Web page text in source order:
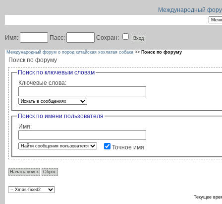
Международный
Имя: Пасс: Сохран:
Международный форум о пород китайская хохлатая собака >> Поиск по форуму
Поиск по форуму
Поиск по ключевым словам
Ключевые слова:
Поиск по имени пользователя
Имя:
Точное имя
Текущее